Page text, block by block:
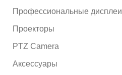
Профессиональные дисплеи
Проекторы
PTZ Camera
Аксессуары